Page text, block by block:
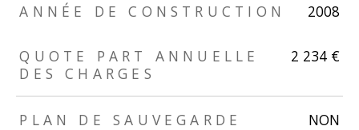
ANNÉE DE CONSTRUCTION 2008
TRAD_ZEPHYR_Caracteristique TRAD_ZEPHYR_Valeurs
QUOTE PART ANNUELLE
DES CHARGES
2 234 €
PLAN DE SAUVEGARDE NON